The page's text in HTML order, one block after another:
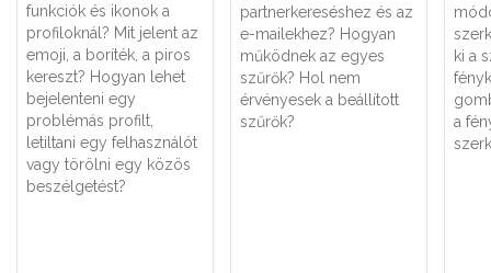
funkciók és ikonok a
profiloknál? Mit jelent az
emoji, a boríték, a piros
kereszt? Hogyan lehet
bejelenteni egy
problémás profilt,
letiltani egy felhasználót
vagy törölni egy közös
beszélgetést?
partnerkereséshez és az
e-mailekhez? Hogyan
működnek az egyes
szűrők? Hol nem
érvényesek a beállított
szűrők?
ki a
a